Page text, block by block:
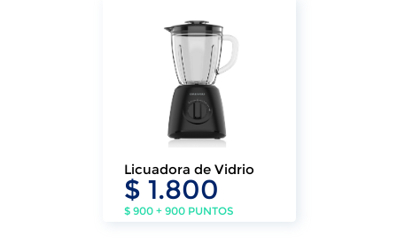
Licuadora de Vidrio
$ 1.800
$ 900 + 900 PUNTOS